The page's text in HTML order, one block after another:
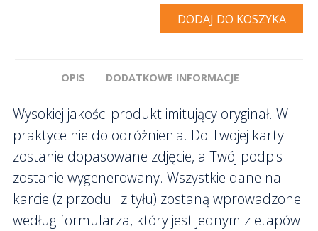
DODAJ DO KOSZYKA
OPIS DODATKOWE INFORMACJE
Wysokiej jakości produkt imitujący oryginał. W
praktyce nie do odróżnienia. Do Twojej karty
zostanie dopasowane zdjęcie, a Twój podpis
zostanie wygenerowany. Wszystkie dane na
karcie (z przodu i z tyłu) zostaną wprowadzone
według formularza, który jest jednym z etapów